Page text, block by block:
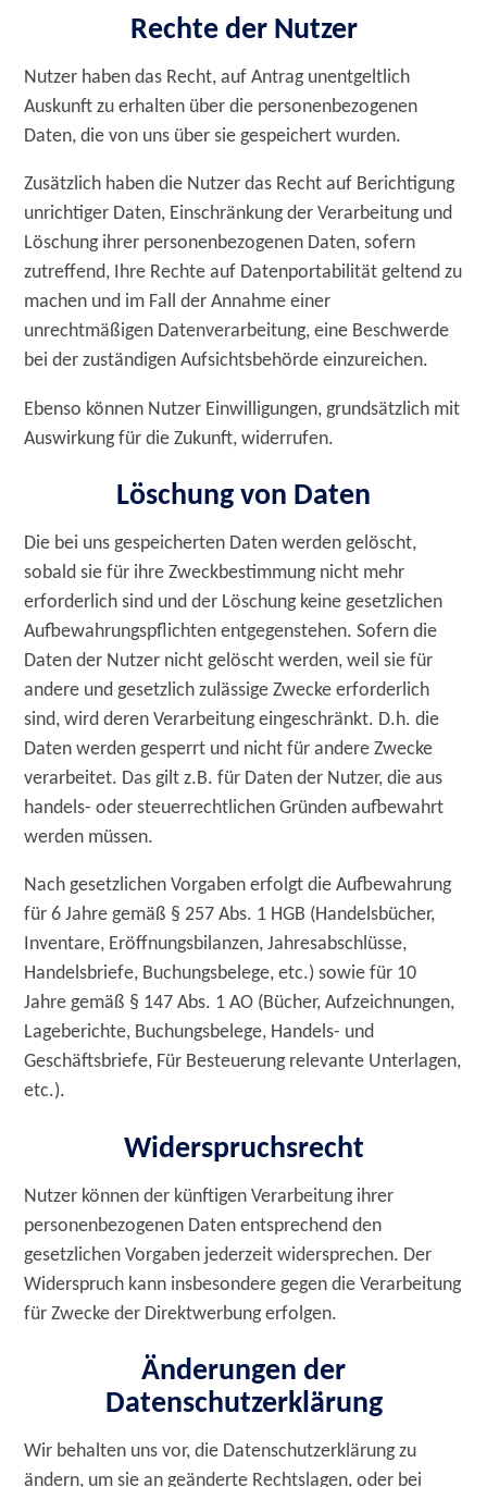
Rechte der Nutzer
Nutzer haben das Recht, auf Antrag unentgeltlich
Auskunft zu erhalten über die personenbezogenen
Daten, die von uns über sie gespeichert wurden.
Zusätzlich haben die Nutzer das Recht auf Berichtigung
unrichtiger Daten, Einschränkung der Verarbeitung und
Löschung ihrer personenbezogenen Daten, sofern
zutreffend, Ihre Rechte auf Datenportabilität geltend zu
machen und im Fall der Annahme einer
unrechtmäßigen Datenverarbeitung, eine Beschwerde
bei der zuständigen Aufsichtsbehörde einzureichen.
Ebenso können Nutzer Einwilligungen, grundsätzlich mit
Auswirkung für die Zukunft, widerrufen.
Löschung von Daten
Die bei uns gespeicherten Daten werden gelöscht,
sobald sie für ihre Zweckbestimmung nicht mehr
erforderlich sind und der Löschung keine gesetzlichen
Aufbewahrungspflichten entgegenstehen. Sofern die
Daten der Nutzer nicht gelöscht werden, weil sie für
andere und gesetzlich zulässige Zwecke erforderlich
sind, wird deren Verarbeitung eingeschränkt. D.h. die
Daten werden gesperrt und nicht für andere Zwecke
verarbeitet. Das gilt z.B. für Daten der Nutzer, die aus
handels- oder steuerrechtlichen Gründen aufbewahrt
werden müssen.
Nach gesetzlichen Vorgaben erfolgt die Aufbewahrung
für 6 Jahre gemäß § 257 Abs. 1 HGB (Handelsbücher,
Inventare, Eröffnungsbilanzen, Jahresabschlüsse,
Handelsbriefe, Buchungsbelege, etc.) sowie für 10
Jahre gemäß § 147 Abs. 1 AO (Bücher, Aufzeichnungen,
Lageberichte, Buchungsbelege, Handels- und
Geschäftsbriefe, Für Besteuerung relevante Unterlagen,
etc.).
Widerspruchsrecht
Nutzer können der künftigen Verarbeitung ihrer
personenbezogenen Daten entsprechend den
gesetzlichen Vorgaben jederzeit widersprechen. Der
Widerspruch kann insbesondere gegen die Verarbeitung
für Zwecke der Direktwerbung erfolgen.
Änderungen der
Datenschutzerklärung
Wir behalten uns vor, die Datenschutzerklärung zu
ändern, um sie an geänderte Rechtslagen, oder bei